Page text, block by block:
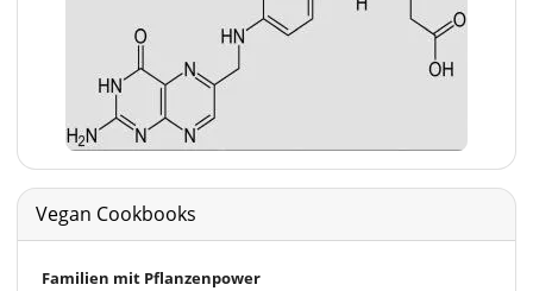
Vegan Cookbooks
Familien mit Pflanzenpower